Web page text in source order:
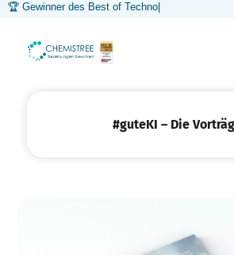
🏆 Gewinner des Best of Technolo
#guteKI – Die